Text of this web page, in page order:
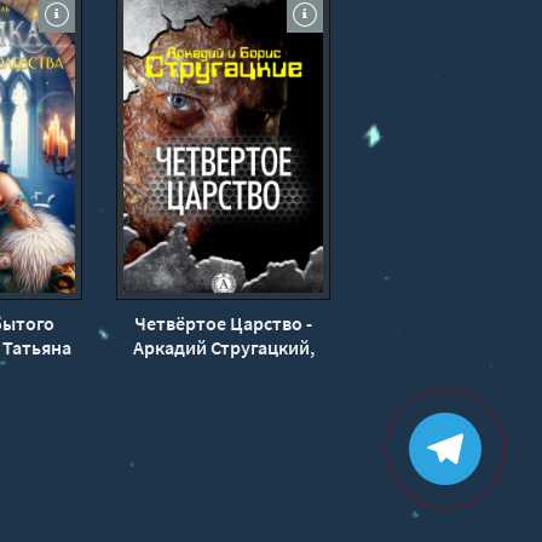
власть и влияние.
Четвёртое Царство -
Аркадий Стругацкий,